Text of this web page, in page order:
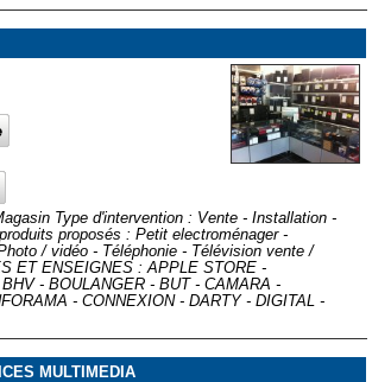
Type d'intervention : Vente - Installation -
proposés : Petit electroménager -
/ vidéo - Téléphonie - Télévision vente /
ET ENSEIGNES : APPLE STORE -
- BOULANGER - BUT - CAMARA -
- CONNEXION - DARTY - DIGITAL -
MULTIMEDIA